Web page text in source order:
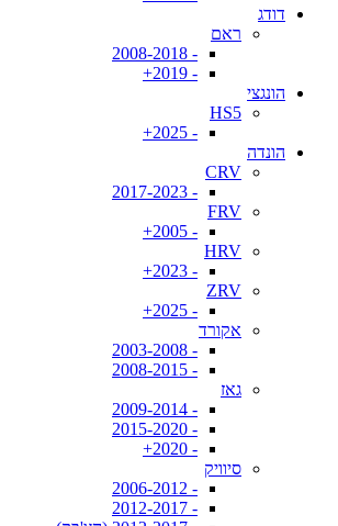
דודג
ראם
- 2008-2018
- 2019+
הונגצי
HS5
- 2025+
הונדה
CRV
- 2017-2023
FRV
- 2005+
HRV
- 2023+
ZRV
- 2025+
אקורד
- 2003-2008
- 2008-2015
גאז
- 2009-2014
- 2015-2020
- 2020+
סיוויק
- 2006-2012
- 2012-2017